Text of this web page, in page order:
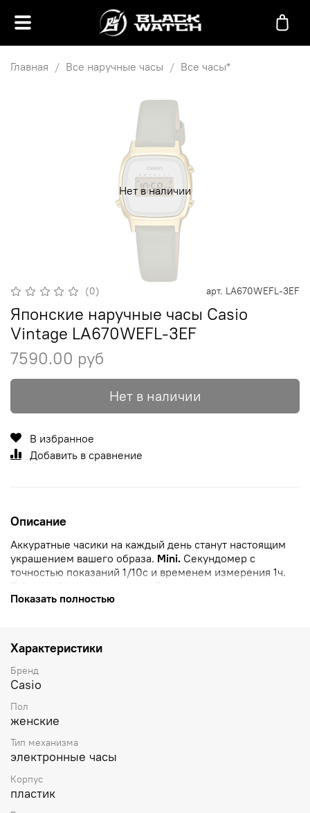
Главная Все наручные часы Все часы*
Нет в наличии
(0) арт. LA670WEFL-3EF
Японские наручные часы Casio
Vintage LA670WEFL-3EF
7590.00 руб
Нет в наличии
В избранное
Добавить в сравнение
Описание
Аккуратные часики на каждый день станут настоящим
украшением вашего образа. Mini. Секундомер с
точностью показаний 1/10с и временем измерения 1ч.
Таймер
обратного отсчета с 7-ю предустановленными
интервалами измерений: 1, 3, 5, 10, 15, 20 и 30 мин.
Показать полностью
Характеристики
Бренд
Casio
Пол
женские
Тип механизма
электронные часы
Корпус
пластик